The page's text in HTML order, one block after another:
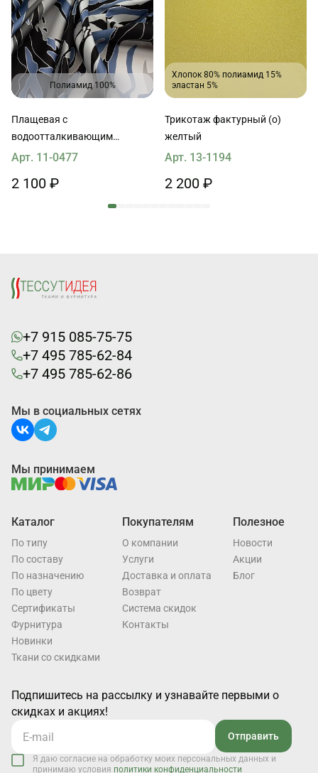
Полиамид 100%
Плащевая с
водоотталкивающим
покрытием (о) черно-бело-
Арт. 11-0477
2 100 ₽
Хлопок 80% полиамид 15%
эластан 5%
Трикотаж фактурный (о)
желтый
Арт. 13-1194
2 200 ₽
+7 915 085-75-75
+7 495 785-62-84
+7 495 785-62-86
Каталог
По типу
По составу
По назначению
По цвету
Cертификаты
Фурнитура
Новинки
Ткани со скидками
Покупателям
О компании
Услуги
Доставка и оплата
Возврат
Система скидок
Контакты
Полезное
Новости
Акции
Блог
Подпишитесь на рассылку и узнавайте первыми о
скидках и акциях!
Отправить
Я даю согласие на обработку моих персональных данных и
принимаю условия политики конфиденциальности
Мы в социальных сетях
Мы принимаем